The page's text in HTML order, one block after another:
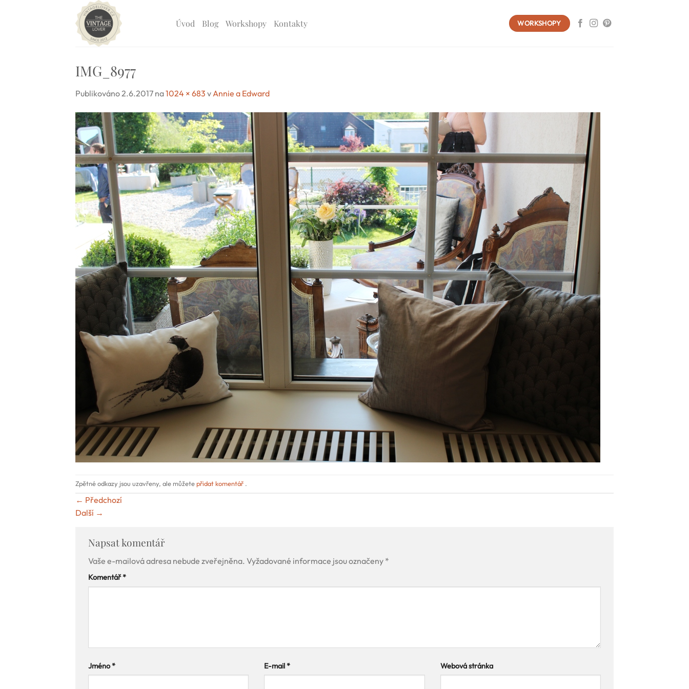
Úvod Blog Workshopy Kontakty WORKSHOPY
IMG_8977
Publikováno 2.6.2017 na1024 × 683 v Annie a Edward
Zpětné odkazy jsou uzavřeny, ale můžetepřidat komentář .
← Předchozí
Další →
Napsat komentář
Vaše e-mailová adresa nebude zveřejněna. Vyžadované informace jsou označeny *
Komentář*
Jméno* E-mail* Webová stránka